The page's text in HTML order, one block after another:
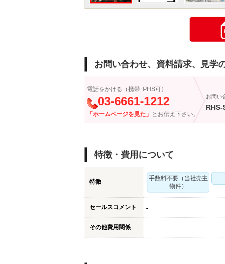
お問い合わせ、資料請求、見学
電話をかける（携帯･PHS可）
03-6661-1212
「ホームページを見た」 とお伝え下さい。
お問い
RHS-
特徴・費用について
特徴
手数料不要（当社売主
物件）
セールスコメント -
その他費用関係